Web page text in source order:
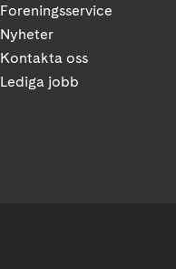
Foreningsservice
Nyheter
Kontakta oss
Lediga jobb